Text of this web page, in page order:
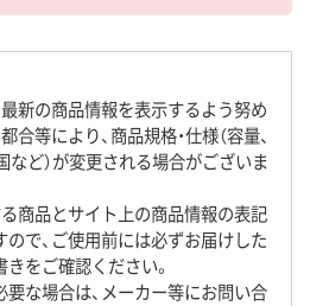
新の商品情報を表示するよう努め
等により、商品規格・仕様（容量、
など）が変更される場合がございま
商品とサイト上の商品情報の表記
で、ご使用前には必ずお届けした
をご確認ください。
な場合は、メーカー等にお問い合